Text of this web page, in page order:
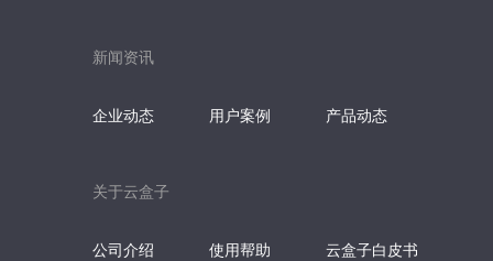
新闻资讯
企业动态 用户案例 产品动态
关于云盒子
公司介绍 使用帮助 云盒子白皮书